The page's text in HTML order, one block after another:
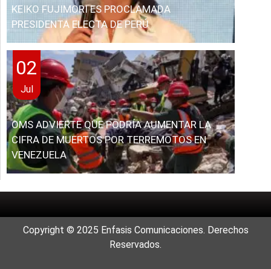
KEIKO FUJIMORI ES PROCLAMADA
PRESIDENTA ELECTA DE PERÚ
02
Jul
OMS ADVIERTE QUE PODRÍA AUMENTAR LA
CIFRA DE MUERTOS POR TERREMOTOS EN
VENEZUELA
Copyright © 2025 Enfasis Comunicaciones. Derechos
Reservados.